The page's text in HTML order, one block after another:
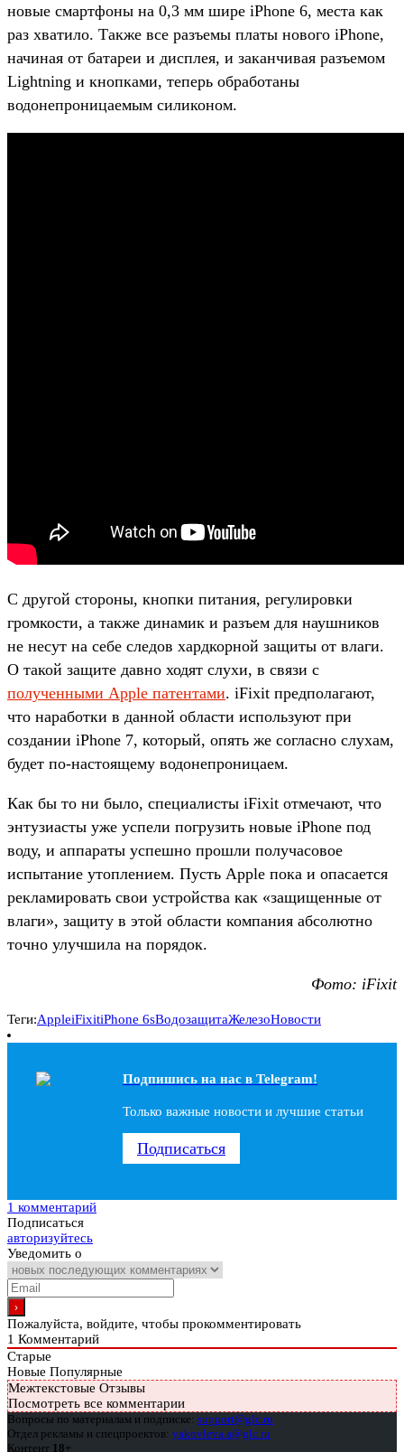
новые смартфоны на 0,3 мм шире iPhone 6, места как
раз хватило. Также все разъемы платы нового iPhone,
начиная от батареи и дисплея, и заканчивая разъемом
Lightning и кнопками, теперь обработаны
водонепроницаемым силиконом.
С другой стороны, кнопки питания, регулировки
громкости, а также динамик и разъем для наушников
не несут на себе следов хардкорной защиты от влаги.
О такой защите давно ходят слухи, в связи с
полученными Apple патентами. iFixit предполагают,
что наработки в данной области используют при
создании iPhone 7, который, опять же согласно слухам,
будет по-настоящему водонепроницаем.
Как бы то ни было, специалисты iFixit отмечают, что
энтузиасты уже успели погрузить новые iPhone под
воду, и аппараты успешно прошли получасовое
испытание утоплением. Пусть Apple пока и опасается
рекламировать свои устройства как «защищенные от
влаги», защиту в этой области компания абсолютно
точно улучшила на порядок.
Фото: iFixit
Теги:AppleiFixitiPhone 6sВодозащитаЖелезоНовости
Подпишись на наc в Telegram!
Только важные новости и лучшие статьи
Подписаться
1 комментарий
Подписаться
авторизуйтесь
Уведомить о
Пожалуйста, войдите, чтобы прокомментировать
1 Комментарий
Старые
Новые Популярные
Межтекстовые Отзывы
Посмотреть все комментарии
Вопросы по материалам и подписке: support@glc.ru
Отдел рекламы и спецпроектов: yakovleva.a@glc.ru
Контент 18+